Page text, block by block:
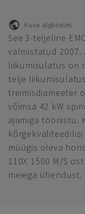
Kuva algkeeles
See 3-teljeline
valmistatud 2007.
liikumisulatus on
telje
treimisdiameeter
võimsa 42 kW
ajamiga tööriistu.
müügis oleva
110X 1500 M/S
meiega ühendust.